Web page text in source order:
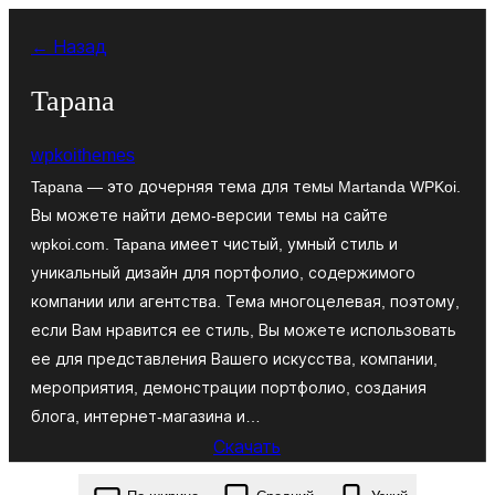
содержимому
← Назад
Tapana
wpkoithemes
Tapana — это дочерняя тема для темы Martanda WPKoi.
Вы можете найти демо-версии темы на сайте
wpkoi.com. Tapana имеет чистый, умный стиль и
уникальный дизайн для портфолио, содержимого
компании или агентства. Тема многоцелевая, поэтому,
если Вам нравится ее стиль, Вы можете использовать
ее для представления Вашего искусства, компании,
мероприятия, демонстрации портфолио, создания
блога, интернет-магазина и…
Скачать
tapana.1.0.0.zip